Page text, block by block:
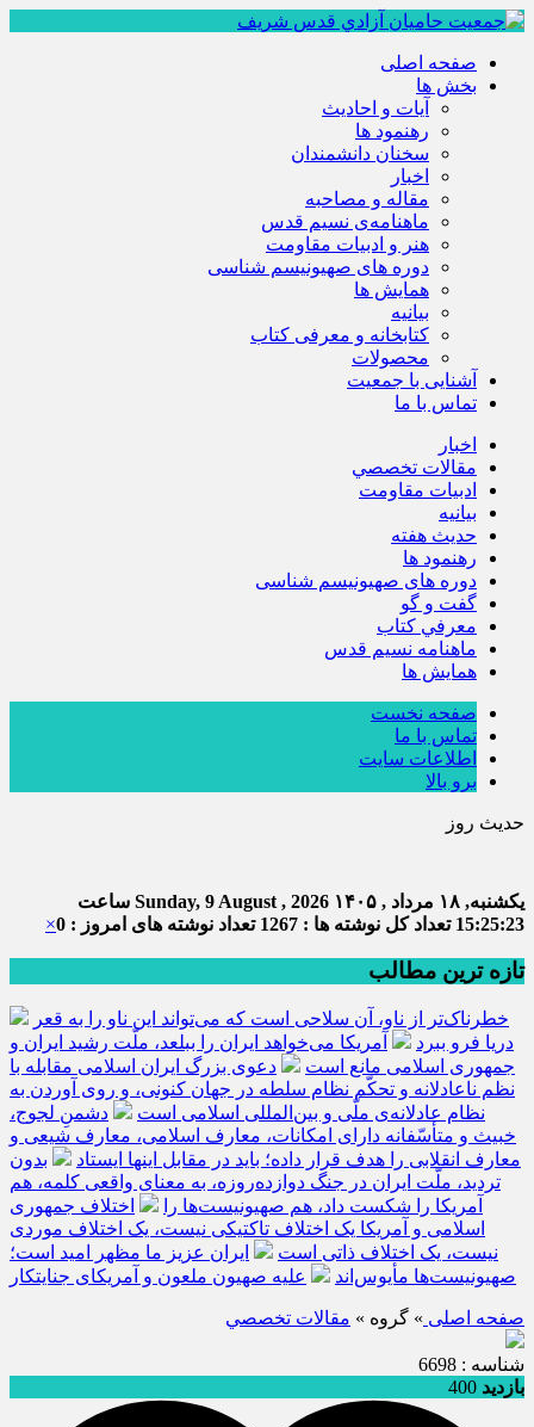
صفحه اصلی
بخش ها
آیات و احادیث
رهنمود ها
سخنان دانشمندان
اخبار
مقاله و مصاحبه
ماهنامه‌ی نسیم قدس
هنر و ادبیات مقاومت
دوره های صهیونیسم شناسی
همايش ها
بيانيه
کتابخانه و معرفی کتاب
محصولات
آشنایی با جمعیت
تماس با ما
اخبار
مقالات تخصصي
ادبيات مقاومت
بيانيه
حديث هفته
رهنمود ها
دوره های صهیونیسم شناسی
گفت و گو
معرفي كتاب
ماهنامه نسيم قدس
همايش ها
صفحه نخست
تماس با ما
اطلاعات سایت
برو بالا
حدیث روز
یکشنبه, ۱۸ مرداد , ۱۴۰۵ Sunday, 9 August , 2026 ساعت
15:25:24 تعداد کل نوشته ها : 1267 تعداد نوشته های امروز : 0 ×
تازه ترین مطالب
خطرناک‌تر از ناو، آن سلاحی است که می‌تواند این ناو را به قعر
دریا فرو ببرد
آمریکا می‌خواهد ایران را ببلعد، ملّت رشید ایران و
جمهوری اسلامی مانع است
دعوی بزرگ ایران اسلامی مقابله با
نظم ناعادلانه و تحکّم نظام سلطه در جهان کنونی، و روی آوردن به
نظام عادلانه‌ی ملّی و بین‌المللی اسلامی است
دشمنِ لجوج،
خبیث و متأسّفانه دارای امکانات، معارف اسلامی، معارف شیعی و
معارف انقلابی را هدف قرار داده؛ باید در مقابل اینها ایستاد
بدون
تردید، ملّت ایران در جنگ دوازده‌روزه، به معنای واقعی کلمه، هم
آمریکا را شکست داد، هم صهیونیست‌ها را
اختلاف جمهوری
اسلامی و آمریکا یک اختلاف تاکتیکی نیست، یک اختلاف موردی
نیست، یک اختلاف ذاتی است
ایران عزیز ما مظهر امید است؛
صهیونیست‌ها مأیوس‌اند
علیه صهیون ملعون و آمریکای جنایتکار
صفحه اصلی » گروه » مقالات تخصصي
شناسه : 6698
بازدید 400